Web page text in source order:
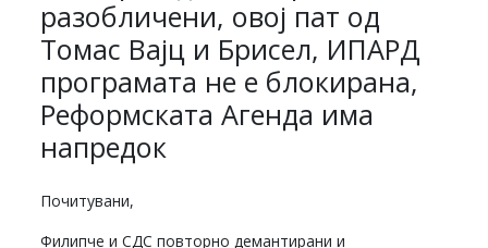
разобличени, овој пат од
Томас Вајц и Брисел, ИПАРД
програмата не е блокирана,
Реформската Агенда има
напредок
Почитувани,
Филипче и СДС повторно демантирани и